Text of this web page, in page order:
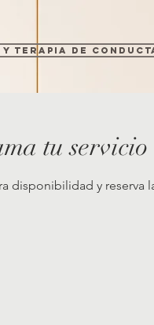
TERAPIA DE
tu servicio
disponibilidad y reserva